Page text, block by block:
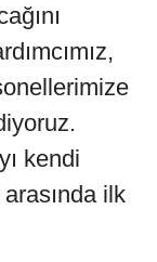
kendi
ilk